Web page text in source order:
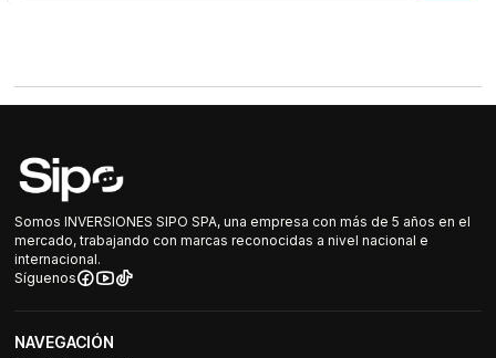
Somos INVERSIONES SIPO SPA, una empresa con más de 5 años en el
mercado, trabajando con marcas reconocidas a nivel nacional e
internacional.
Síguenos
NAVEGACIÓN